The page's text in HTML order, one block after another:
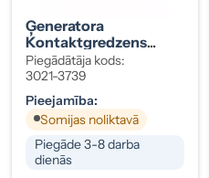
Ģeneratora
Kontaktgredzens
18,9X40MM
Piegādātāja kods:
3021-3739
Pieejamība:
Somijas noliktavā
Piegāde 3-8 darba
dienās